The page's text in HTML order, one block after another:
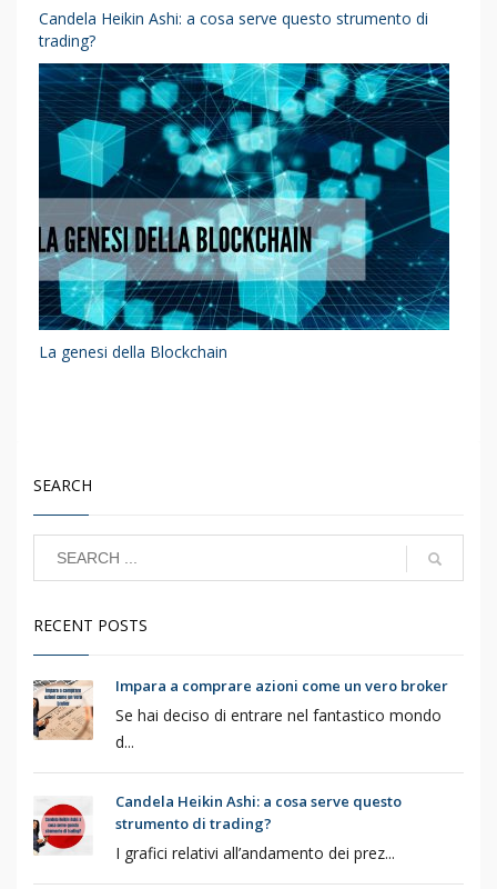
Candela Heikin Ashi: a cosa serve questo strumento di
trading?
La genesi della Blockchain
SEARCH
RECENT POSTS
Impara a comprare azioni come un vero broker
Se hai deciso di entrare nel fantastico mondo
d...
Candela Heikin Ashi: a cosa serve questo
strumento di trading?
I grafici relativi all’andamento dei prez...